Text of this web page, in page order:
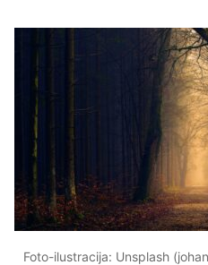
Foto-ilustracija: Unsplash